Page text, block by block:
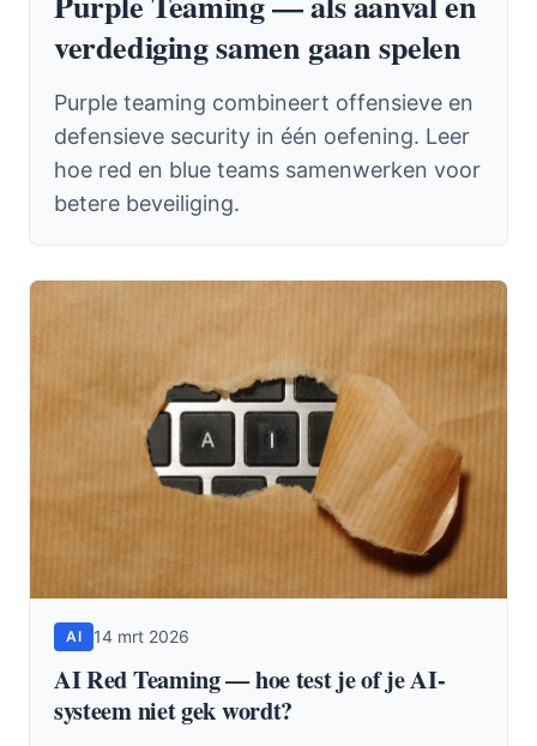
verdediging samen gaan spelen
Purple teaming combineert offensieve en
defensieve security in één oefening. Leer
hoe red en blue teams samenwerken voor
betere beveiliging.
AI 14 mrt 2026
AI Red Teaming — hoe test je of je AI-
systeem niet gek wordt?